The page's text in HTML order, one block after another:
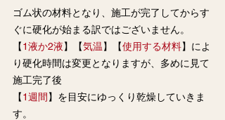
ゴム状の材料となり、施工が完了してからす
ぐに硬化が始まる訳ではございません。
【1液か2液】【気温】【使用する材料】によ
り硬化時間は変更となりますが、多めに見て
施工完了後
【1週間 】を目安にゆっくり乾燥していきま
す。